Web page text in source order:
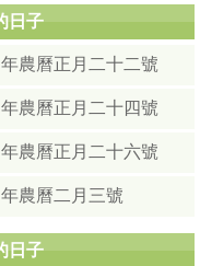
日子
農曆正月二十二號
農曆正月二十四號
農曆正月二十六號
農曆二月三號
日子